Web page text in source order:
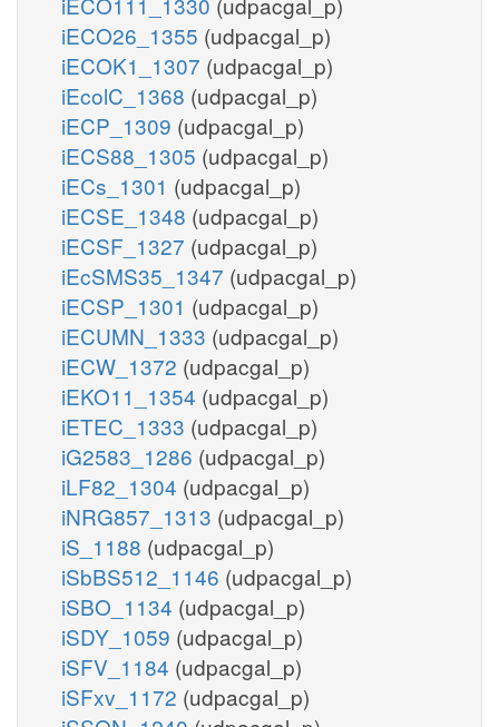
iECO26_1355 (udpacgal_p)
iECOK1_1307 (udpacgal_p)
iEcolC_1368 (udpacgal_p)
iECP_1309 (udpacgal_p)
iECS88_1305 (udpacgal_p)
iECs_1301 (udpacgal_p)
iECSE_1348 (udpacgal_p)
iECSF_1327 (udpacgal_p)
iEcSMS35_1347 (udpacgal_p)
iECSP_1301 (udpacgal_p)
iECUMN_1333 (udpacgal_p)
iECW_1372 (udpacgal_p)
iEKO11_1354 (udpacgal_p)
iETEC_1333 (udpacgal_p)
iG2583_1286 (udpacgal_p)
iLF82_1304 (udpacgal_p)
iNRG857_1313 (udpacgal_p)
iS_1188 (udpacgal_p)
iSbBS512_1146 (udpacgal_p)
iSBO_1134 (udpacgal_p)
iSDY_1059 (udpacgal_p)
iSFV_1184 (udpacgal_p)
iSFxv_1172 (udpacgal_p)